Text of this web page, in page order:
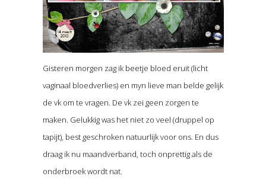
Gisteren morgen zag ik beetje bloed eruit (licht
vaginaal bloedverlies) en myn lieve man belde gelijk
de vk om te vragen. De vk zei geen zorgen te
maken. Gelukkig was het niet zo veel (druppel op
tapijt), best geschroken natuurlijk voor ons. En dus
draag ik nu maandverband, toch onprettig als de
onderbroek wordt nat.